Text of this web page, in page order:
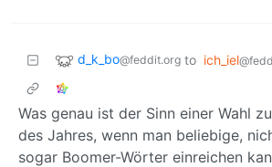
d_k_bo@feddit.org to ich_iel
Was genau ist der Sinn einer Wahl
des Jahres, wenn man beliebige,
sogar Boomer-Wörter einreichen